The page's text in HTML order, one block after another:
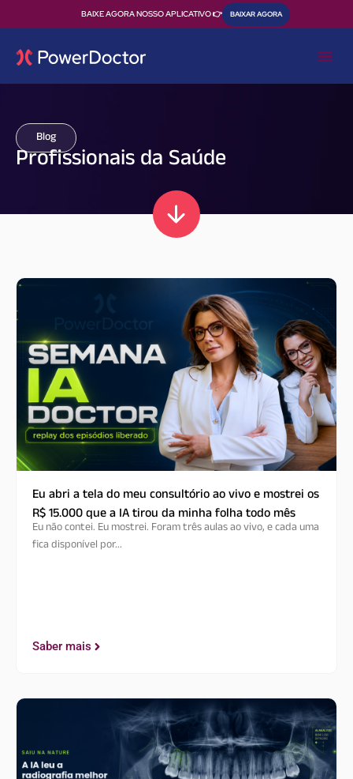
BAIXE AGORA NOSSO APLICATIVO 👉 BAIXAR AGORA
Blog
Profissionais da Saúde
Eu abri a tela do meu consultório ao vivo e mostrei os
R$ 15.000 que a IA tirou da minha folha todo mês
Eu não contei. Eu mostrei. Foram três aulas ao vivo, e cada uma
fica disponível por...
Saber mais